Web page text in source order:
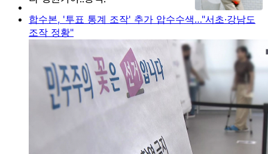
합수본, '투표 통계 조작' 추가 압수수색…"서초·강남도
조작 정황"